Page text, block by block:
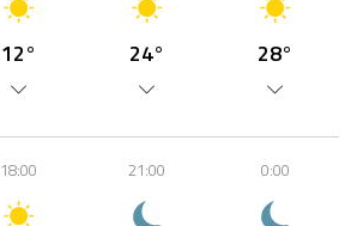
12° 24° 28°
18:00 21:00 0:00